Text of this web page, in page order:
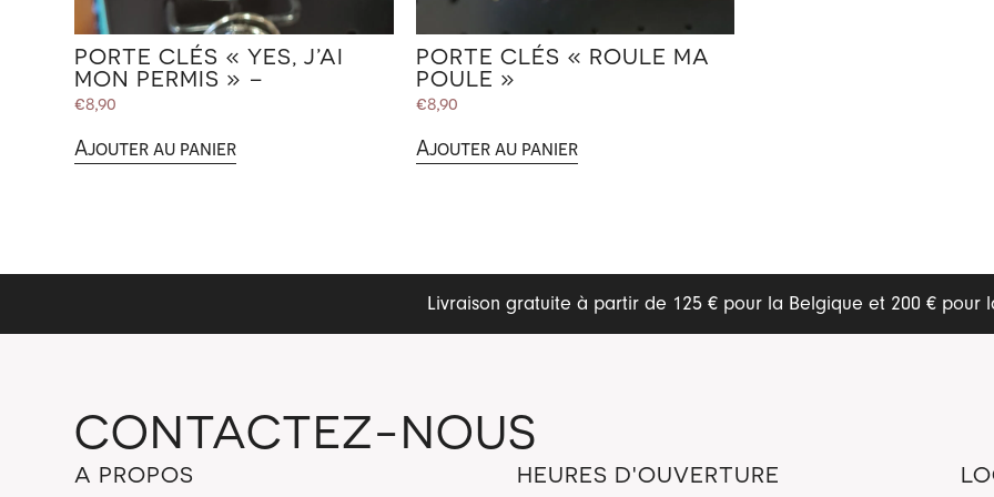
PORTE CLÉS « YES, J’AI
MON PERMIS » –
€8,90
Ajouter au panier
PORTE CLÉS « ROULE MA
POULE »
€8,90
Ajouter au panier
Livraison gratuite à partir de 125 € pour la Belgique et 200 € pour
CONTACTEZ-NOUS
A PROPOS HEURES D'OUVERTURE